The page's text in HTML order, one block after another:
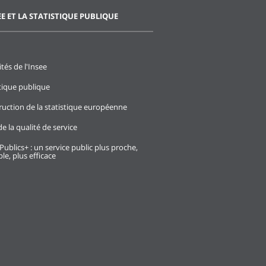
ET LA STATISTIQUE PUBLIQUE
de l'Insee
publique
de la statistique européenne
la qualité de service
: un service public plus proche,
plus efficace